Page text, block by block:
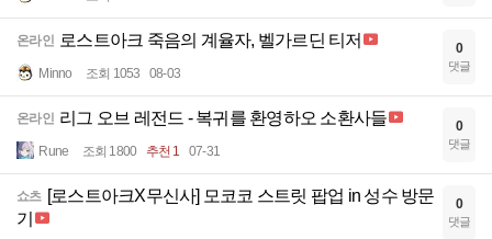
온라인 로스트아크 죽음의 계율자, 벨가르딘 티저
Minno 조회 1053 08-03
0
댓글
온라인 리그 오브 레전드 - 복귀를 환영하오 소환사들
Rune 조회 1800 추천 1 07-31
0
댓글
쇼츠 [로스트아크X무신사] 모코코 스트릿 팝업 in 성수 방문
기
0
댓글